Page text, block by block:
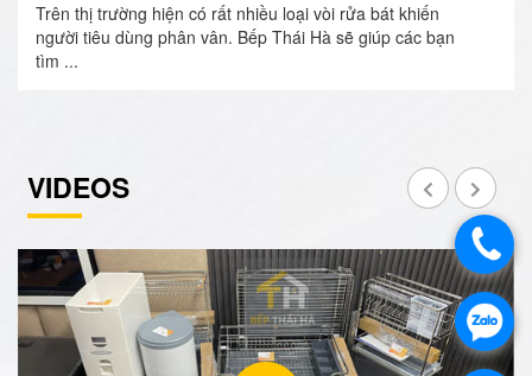
Trên thị trường hiện có rất nhiều loại vòi rửa bát khiến
người tiêu dùng phân vân. Bếp Thái Hà sẽ giúp các bạn
tìm ...
VIDEOS